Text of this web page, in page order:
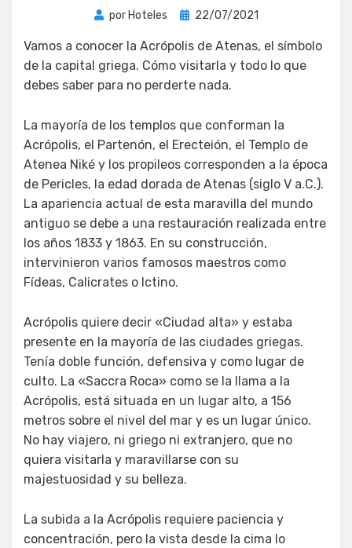
por Hoteles
Publicada
22/07/2021
Vamos a conocer la Acrópolis de Atenas, el símbolo
de la capital griega. Cómo visitarla y todo lo que
debes saber para no perderte nada.
La mayoría de los templos que conforman la
Acrópolis, el Partenón, el Erecteión, el Templo de
Atenea Niké y los propileos corresponden a la época
de Pericles, la edad dorada de Atenas (siglo V a.C.).
La apariencia actual de esta maravilla del mundo
antiguo se debe a una restauración realizada entre
los años 1833 y 1863. En su construcción,
intervinieron varios famosos maestros como
Fídeas, Calicrates o Ictino.
Acrópolis quiere decir «Ciudad alta» y estaba
presente en la mayoría de las ciudades griegas.
Tenía doble función, defensiva y como lugar de
culto. La «Saccra Roca» como se la llama a la
Acrópolis, está situada en un lugar alto, a 156
metros sobre el nivel del mar y es un lugar único.
No hay viajero, ni griego ni extranjero, que no
quiera visitarla y maravillarse con su
majestuosidad y su belleza.
La subida a la Acrópolis requiere paciencia y
concentración, pero la vista desde la cima lo